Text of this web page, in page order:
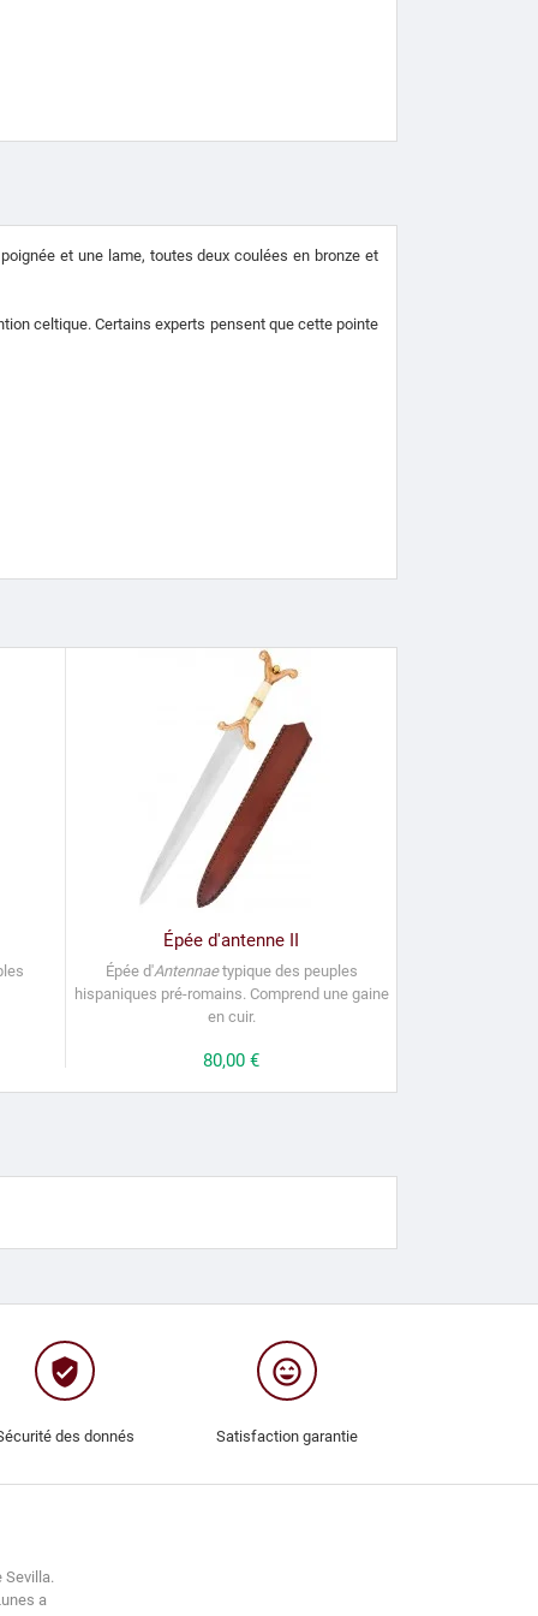
et une lame, toutes deux coulées en bronze et
celtique. Certains experts pensent que cette pointe
Épée d'antenne II
Épée d'Antennaetypique des peuples
hispaniques pré-romains. Comprend une gaine
en cuir.
Prix
80,00 €
verified_user
des donnés
sentiment_very_satisfied
Satisfaction garantie
Sevilla.
a